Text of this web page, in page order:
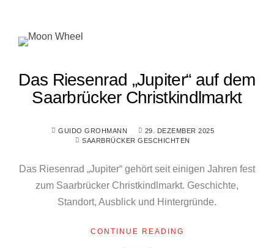
Das Riesenrad „Jupiter“ auf dem
Saarbrücker Christkindlmarkt
GUIDO GROHMANN
29. DEZEMBER 2025
SAARBRÜCKER GESCHICHTEN
Das Riesenrad „Jupiter“ gehört seit einigen Jahren fest
zum Saarbrücker Christkindlmarkt. Geschichte,
Standort, Ausblick und Hintergründe.
CONTINUE READING